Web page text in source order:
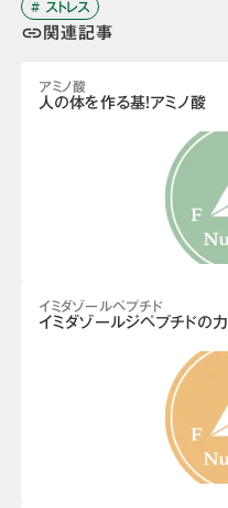
# ストレス
link関連記事
アミノ酸
人の体を作る基！アミノ酸
イミダゾールペプチド
イミダゾールジペプチドの力